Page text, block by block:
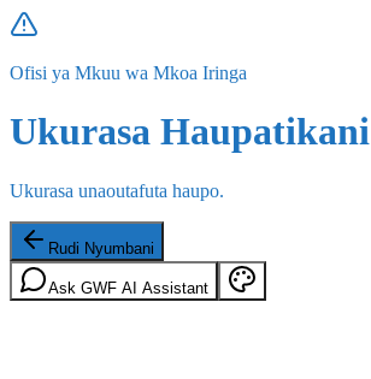
Ofisi ya Mkuu wa Mkoa Iringa
Ukurasa Haupatikani
Ukurasa unaoutafuta haupo.
Rudi Nyumbani
Ask GWF AI Assistant